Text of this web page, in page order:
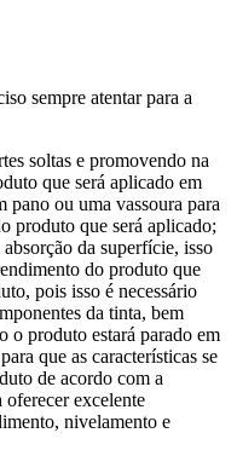
sempre atentar para a
soltas e promovendo na
que será aplicado em
ou uma vassoura para
produto que será aplicado;
da superfície, isso
do produto que
pois isso é necessário
da tinta, bem
o produto estará parado em
que as características se
de acordo com a
oferecer excelente
nivelamento e